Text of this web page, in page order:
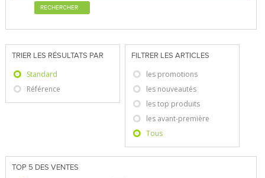
RECHERCHER
TRIER LES RÉSULTATS PAR
Standard
Référence
FILTRER LES ARTICLES
les promotions
les nouveautés
les top produits
les avant-première
Tous
TOP 5 DES VENTES